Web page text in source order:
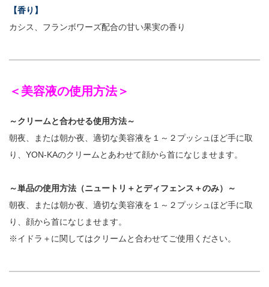
【香り】
カシス、フランボワーズ配合の甘い果実の香り
＜美容液の使用方法＞
～クリームと合わせる使用方法～
朝夜、または朝か夜、適切な美容液を１～２プッシュほど手に取
り、YON-KAのクリームとあわせて顔から首になじませます。
～単品の使用方法（ニュートリ＋とディフェンス＋のみ）～
朝夜、または朝か夜、適切な美容液を１～２プッシュほど手に取
り、顔から首になじませます。
※イドラ＋に関してはクリームと合わせてご使用ください。